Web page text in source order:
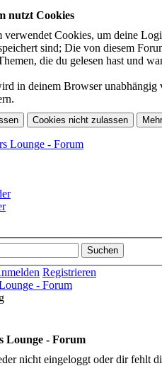
nutzt Cookies
verwendet Cookies, um deine
sind; Die von diesem
die du gelesen hast und
in deinem Browser unabhängig
Registrieren
- Forum
Lounge - Forum
nicht eingeloggt oder dir fehlt